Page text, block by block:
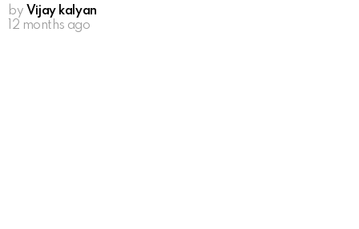
by Vijay kalyan
12 months ago